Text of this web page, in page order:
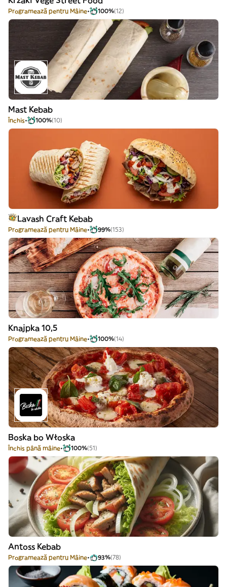
Programează pentru Mâine 100%(12)
Mast Kebab
Închis 100%(10)
Lavash Craft Kebab
Programează pentru Mâine 99%(153)
Knajpka 10,5
Programează pentru Mâine 100%(14)
Boska bo Włoska
Închis până mâine 100%(51)
Antoss Kebab
Programează pentru Mâine 93%(78)